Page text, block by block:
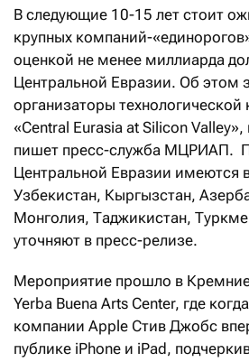
В следующие 10-15 лет стоит
крупных компаний-
оценкой не менее миллиарда
Центральной Евразии. Об этом
организаторы
«Central Eurasia at Silicon
пишет пресс-служба МЦРИАП.
Центральной Евразии имеются
Узбекистан, Кыргызстан,
Монголия, Таджикистан,
уточняют в пресс-релизе.
Мероприятие прошло в
Yerba Buena Arts Center, где
компании Apple Стив Джобс
публике iPhone и iPad,